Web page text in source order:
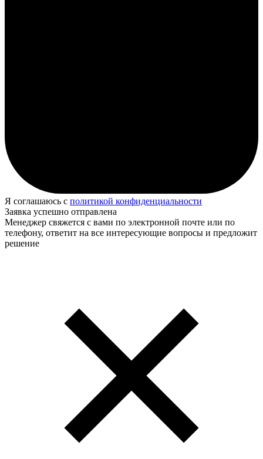
Я соглашаюсь с политикой конфиденциальности
Заявка успешно отправлена
Менеджер свяжется с вами по электронной почте или по
телефону, ответит на все интересующие вопросы и предложит
решение